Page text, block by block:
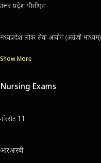
उत्तर प्रदेश पीसीएस
मध्यप्रदेश लोक सेवा आयोग (अंग्रेजी माध्यम)
Show More
Nursing Exams
नॉरसेट 11
आरआरबी